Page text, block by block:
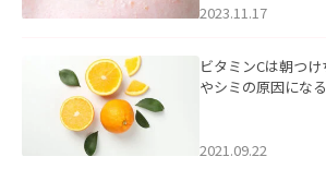
2023.11.17
ビタミンCは朝つ
やシミの原因にな
2021.09.22